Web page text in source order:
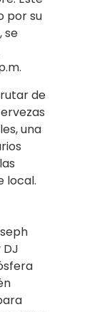
por su
se
de
una
local.
DJ